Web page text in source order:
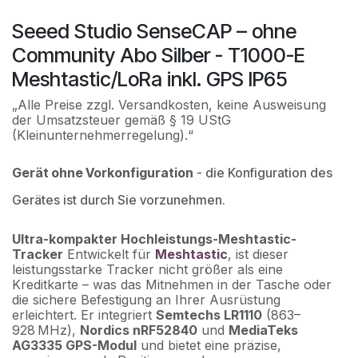
Seeed Studio SenseCAP – ohne
Community Abo Silber - T1000-E
Meshtastic/LoRa inkl. GPS IP65
„Alle Preise zzgl. Versandkosten, keine Ausweisung
der Umsatzsteuer gemäß § 19 UStG
(Kleinunternehmerregelung).“
Gerät ohne Vorkonfiguration - die Konfiguration des
Gerätes ist durch Sie vorzunehmen.
Ultra-kompakter Hochleistungs-Meshtastic-
Tracker Entwickelt für Meshtastic, ist dieser
leistungsstarke Tracker nicht größer als eine
Kreditkarte – was das Mitnehmen in der Tasche oder
die sichere Befestigung an Ihrer Ausrüstung
erleichtert. Er integriert Semtechs LR1110 (863–
928 MHz), Nordics nRF52840 und MediaTeks
AG3335 GPS-Modul und bietet eine präzise,